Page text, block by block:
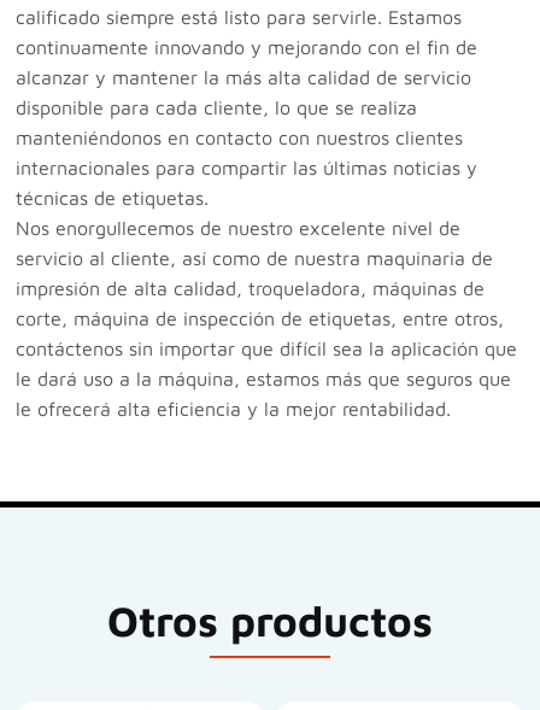
calificado siempre está listo para servirle. Estamos
continuamente innovando y mejorando con el fin de
alcanzar y mantener la más alta calidad de servicio
disponible para cada cliente, lo que se realiza
manteniéndonos en contacto con nuestros clientes
internacionales para compartir las últimas noticias y
técnicas de etiquetas.
Nos enorgullecemos de nuestro excelente nivel de
servicio al cliente, así como de nuestra maquinaria de
impresión de alta calidad, troqueladora, máquinas de
corte, máquina de inspección de etiquetas, entre otros,
contáctenos sin importar que difícil sea la aplicación que
le dará uso a la máquina, estamos más que seguros que
le ofrecerá alta eficiencia y la mejor rentabilidad.
Otros productos